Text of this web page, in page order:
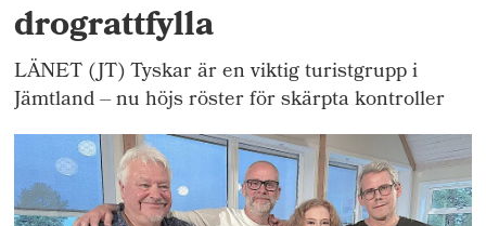
drograttfylla
LÄNET (JT) Tyskar är en viktig turistgrupp i
Jämtland – nu höjs röster för skärpta kontroller